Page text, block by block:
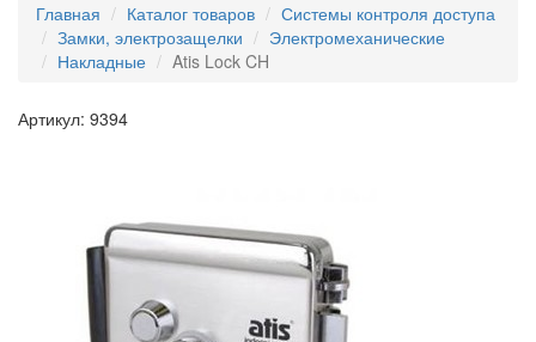
Главная
Каталог товаров
Системы контроля доступа
Замки, электрозащелки
Электромеханические
Накладные
Atis Lock CH
Артикул: 9394